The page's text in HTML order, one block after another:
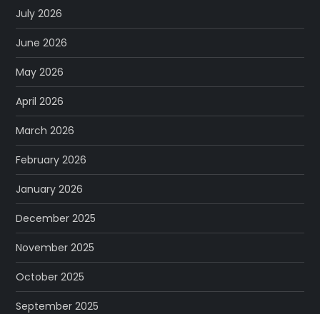
July 2026
June 2026
May 2026
April 2026
March 2026
February 2026
January 2026
December 2025
November 2025
October 2025
September 2025